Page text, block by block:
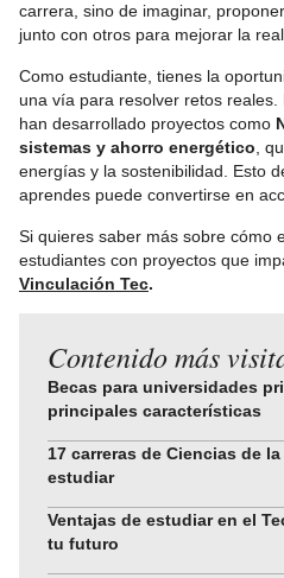
carrera, sino de imaginar,
junto con otros para mejorar la
Como estudiante, tienes la
una vía para resolver retos
han desarrollado proyectos como
sistemas y ahorro energético ,
energías y la sostenibilidad. Esto
aprendes puede convertirse en
Si quieres saber más sobre cómo
estudiantes con proyectos que
Vinculación Tec.
Contenido más
Becas para universidades
principales características
17 carreras de Ciencias de
estudiar
Ventajas de estudiar en el
tu futuro